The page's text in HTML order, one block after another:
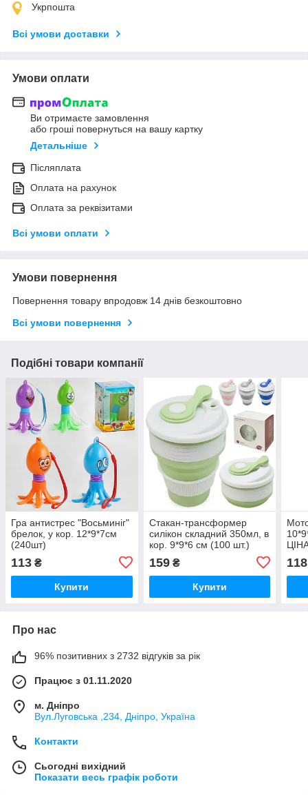
Укрпошта
Всі умови доставки
Умови оплати
Ви отримаєте замовлення
або гроші повернуться на вашу картку
Детальніше
Післяплата
Оплата на рахунок
Оплата за реквізитами
Всі умови оплати
Умови повернення
Повернення товару впродовж 14 днів безкоштовно
Всі умови повернення
Подібні товари компанії
Гра антистрес "Восьминіг"
брелок, у кор. 12*9*7см
(240шт)
113 ₴
Купити
Стакан-трансформер
силікон складний 350мл, в
кор. 9*9*6 см (100 шт.)
159₴
Купити
(24/
118
Про нас
96% позитивних з 2732 відгуків за рік
Працює з 01.11.2020
м. Дніпро
Вул.Луговська ,234, Дніпро, Україна
Контакти
Сьогодні вихідний
Показати весь графік роботи